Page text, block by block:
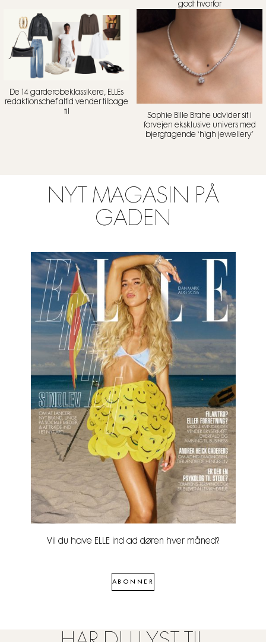
godt hvorfor
De 14 garderobeklassikere, ELLEs
redaktionschef altid vender tilbage
til
Sophie Bille Brahe udvider sit i
forvejen eksklusive univers med
bjergtagende ‘high jewellery’
NYT MAGASIN PÅ
GADEN
Vil du have ELLE ind ad døren hver måned?
ABONNER